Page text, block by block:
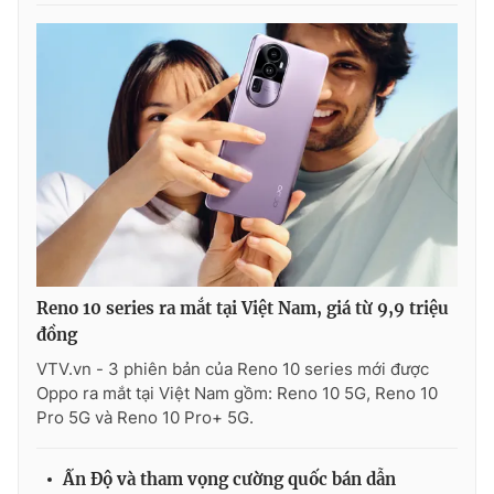
THỜI BÁO VTV
Theo dõi báo trên
Cơ quan chủ quản:
Đài Truyền hình Việt Nam
Cơ quan báo chí:Thời báo VTV
Giấy phép hoạt động báo in và báo điện tử số 483/GP-BTTTT
cấp ngày 29/12/2023
Tổng Biên tập:Vũ Thanh Thủy
Phó Tổng Biên tập: Nguyễn Thị Mỹ Hạnh, Phạm Quốc Thắng,
Tổng đài VTV:024.38 355 931 - 024.38 355 932
Reno 10 series ra mắt tại Việt Nam, giá từ 9,9 triệu
đồng
VTV.vn - 3 phiên bản của Reno 10 series mới được
Oppo ra mắt tại Việt Nam gồm: Reno 10 5G, Reno 10
Pro 5G và Reno 10 Pro+ 5G.
Ấn Độ và tham vọng cường quốc bán dẫn